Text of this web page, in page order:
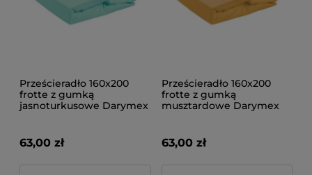
Prześcieradło 160x200
frotte z gumką
jasnoturkusowe Darymex
63,00 zł
Prześcieradło 160x200
frotte z gumką
musztardowe Darymex
63,00 zł